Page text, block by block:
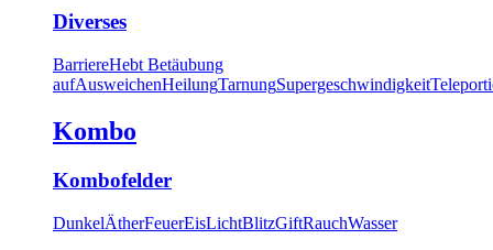
Diverses
BarriereHebt Betäubung
aufAusweichenHeilungTarnungSupergeschwindigkeit
Kombo
Kombofelder
DunkelÄtherFeuerEisLichtBlitzGiftRauchWasser